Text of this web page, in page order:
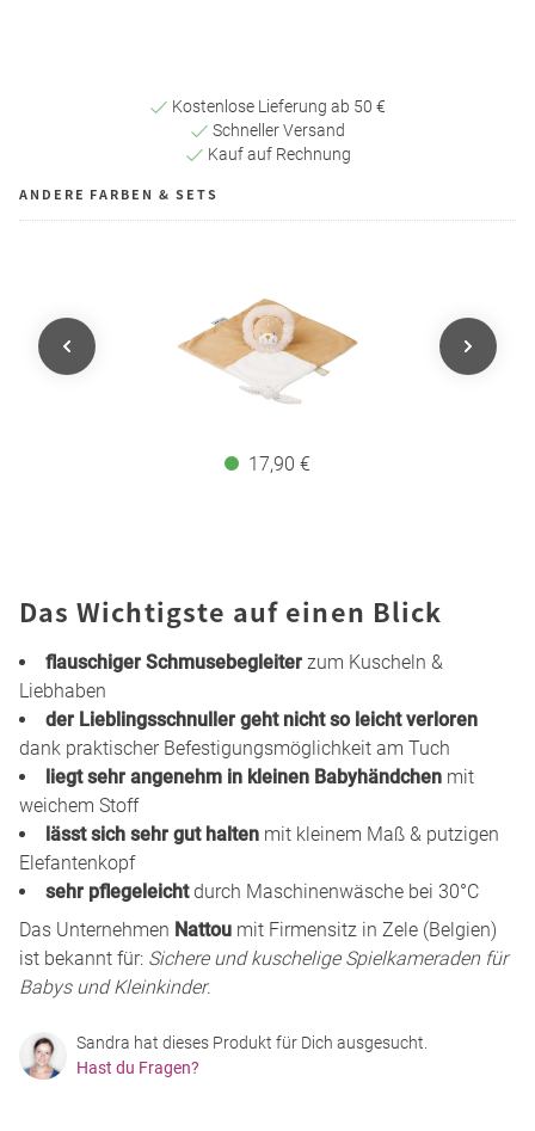
Kostenlose Lieferung ab 50 €
Schneller Versand
Kauf auf Rechnung
ANDERE FARBEN & SETS
17,90 €
Das Wichtigste auf einen Blick
flauschiger Schmusebegleiter zum Kuscheln &
Liebhaben
der Lieblingsschnuller geht nicht so leicht verloren
dank praktischer Befestigungsmöglichkeit am Tuch
liegt sehr angenehm in kleinen Babyhändchen mit
weichem Stoff
lässt sich sehr gut halten mit kleinem Maß & putzigen
Elefantenkopf
sehr pflegeleichtdurch Maschinenwäsche bei 30°C
Das Unternehmen Nattou mit Firmensitz in Zele (Belgien)
ist bekannt für: Sichere und kuschelige Spielkameraden für
Babys und Kleinkinder.
Sandra hat dieses Produkt für Dich ausgesucht.
Hast du Fragen?